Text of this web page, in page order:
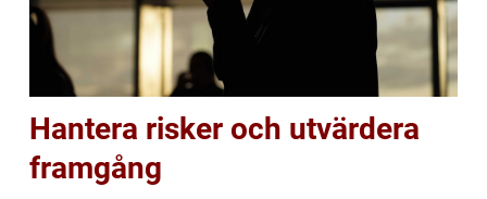
Hantera risker och utvärdera
framgång